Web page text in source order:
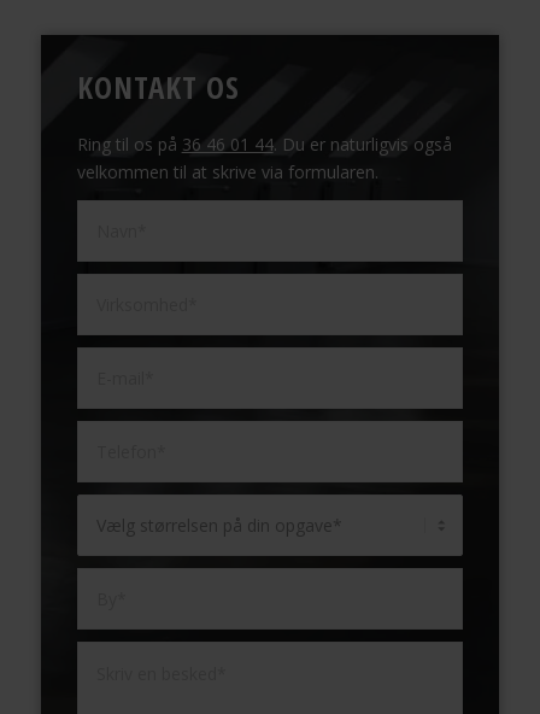
KONTAKT OS
Ring til os på 36 46 01 44. Du er naturligvis også
velkommen til at skrive via formularen.